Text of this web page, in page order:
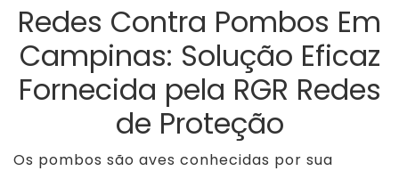
Redes Contra Pombos Em
Campinas: Solução Eficaz
Fornecida pela RGR Redes
de Proteção
Os pombos são aves conhecidas por sua